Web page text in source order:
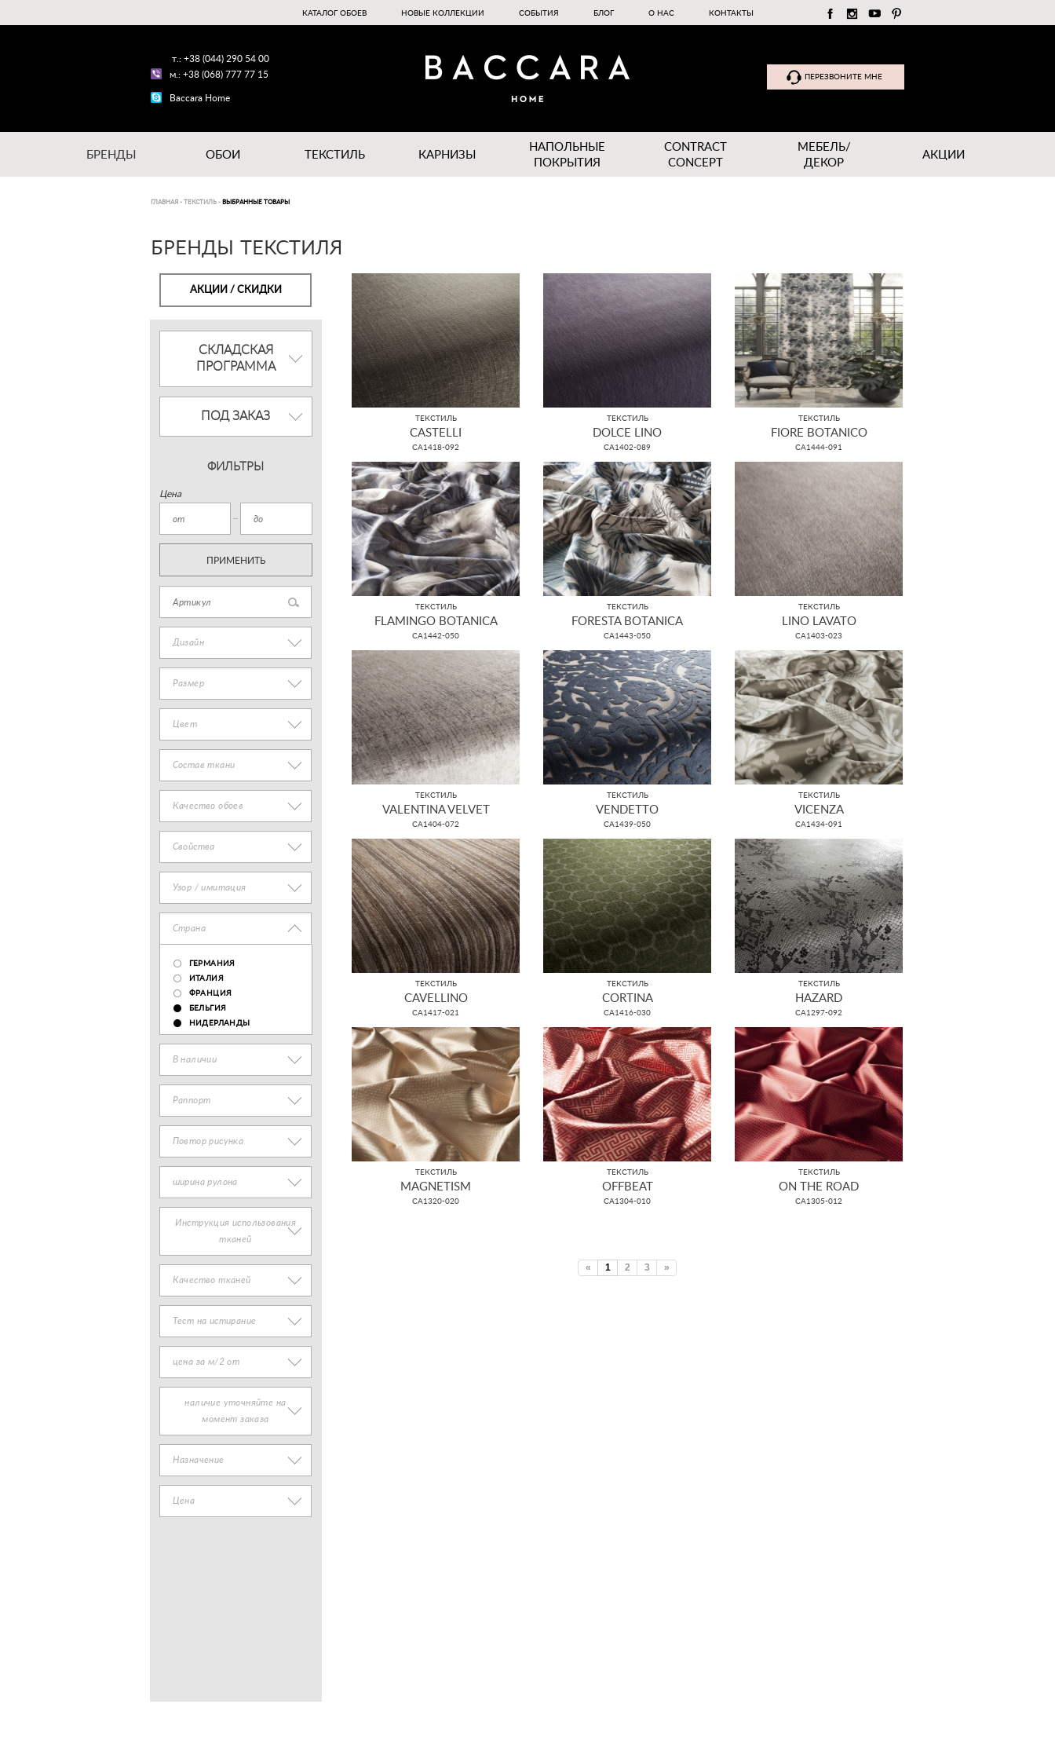
КАТАЛОГ ОБОЕВ НОВЫЕ КОЛЛЕКЦИИ СОБЫТИЯ БЛОГ О НАС КОНТАКТЫ
т.: +38 (044) 290 54 00
м.: +38 (068) 777 77 15
Baccara Home
ПЕРЕЗВОНИТЕ МНЕ
БРЕНДЫ ОБОИ ТЕКСТИЛЬ КАРНИЗЫ
НАПОЛЬНЫЕ
ПОКРЫТИЯ
CONTRACT
CONCEPT
МЕБЕЛЬ/
ДЕКОР
АКЦИИ
ГЛАВНАЯ - ТЕКСТИЛЬ - ВЫБРАННЫЕ ТОВАРЫ
БРЕНДЫ ТЕКСТИЛЯ
АКЦИИ / СКИДКИ
СКЛАДСКАЯ
ПРОГРАММА
ПОД ЗАКАЗ
ФИЛЬТРЫ
Цена
ПРИМЕНИТЬ
Дизайн
Размер
Цвет
Состав ткани
Качество обоев
Свойства
Узор / имитация
Страна
ГЕРМАНИЯ
ИТАЛИЯ
ФРАНЦИЯ
БЕЛЬГИЯ
НИДЕРЛАНДЫ
В наличии
Раппорт
Повтор рисунка
ширина рулона
Инструкция использования
тканей
Качество тканей
Тест на истирание
цена за м/2 от
наличие уточняйте на
момент заказа
Назначение
Цена
ТЕКСТИЛЬ
CASTELLI
CA1418-092
ТЕКСТИЛЬ
DOLCE LINO
CA1402-089
ТЕКСТИЛЬ
FIORE BOTANICO
CA1444-091
ТЕКСТИЛЬ
FLAMINGO BOTANICA
CA1442-050
ТЕКСТИЛЬ
FORESTA BOTANICA
CA1443-050
ТЕКСТИЛЬ
LINO LAVATO
CA1403-023
ТЕКСТИЛЬ
VALENTINA VELVET
CA1404-072
ТЕКСТИЛЬ
VENDETTO
CA1439-050
ТЕКСТИЛЬ
VICENZA
CA1434-091
ТЕКСТИЛЬ
CAVELLINO
CA1417-021
ТЕКСТИЛЬ
CORTINA
CA1416-030
ТЕКСТИЛЬ
HAZARD
CA1297-092
ТЕКСТИЛЬ
MAGNETISM
CA1320-020
ТЕКСТИЛЬ
OFFBEAT
CA1304-010
ТЕКСТИЛЬ
ON THE ROAD
CA1305-012
« 1 2 3 »